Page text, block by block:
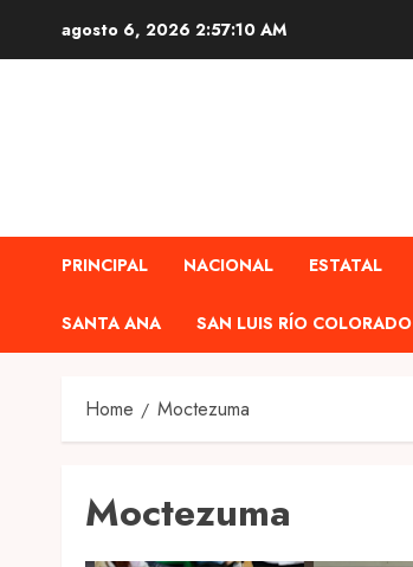
agosto 6, 2026 2:57:10 AM
PRINCIPAL NACIONAL ESTATAL
SANTA ANA SAN LUIS RÍO COLORADO
Home Moctezuma
Moctezuma